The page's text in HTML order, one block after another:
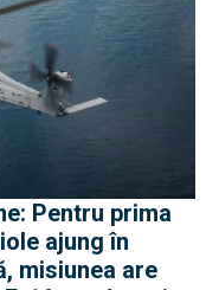
Pentru prima
ajung în
misiunea are